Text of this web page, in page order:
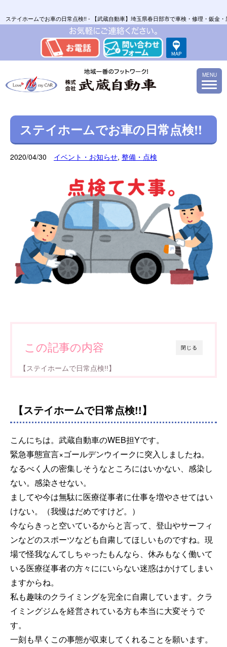
ステイホームでお車の日常点検!! - 【武蔵自動車】埼玉県春日部市で車検・修理・鈑金
MENU
ステイホームでお車の日常点検!!
2020/04/30 イベント・お知らせ, 整備・点検
閉じる
この記事の内容
【ステイホームで日常点検!!】
【ステイホームで日常点検!!】
こんにちは。武蔵自動車のWEB担Yです。
緊急事態宣言×ゴールデンウイークに突入しましたね。
なるべく人の密集しそうなところにはいかない、感染し
ない。感染させない。
ましてや今は無駄に医療従事者に仕事を増やさせてはい
けない。（我慢はだめですけど。）
今ならきっと空いているからと言って、登山やサーフィ
ンなどのスポーツなども自粛してほしいものですね。現
場で怪我なんてしちゃったもんなら、休みもなく働いて
いる医療従事者の方々ににいらない迷惑はかけてしまい
ますからね。
私も趣味のクライミングを完全に自粛しています。クラ
イミングジムを経営されている方も本当に大変そうで
す。
一刻も早くこの事態が収束してくれることを願います。